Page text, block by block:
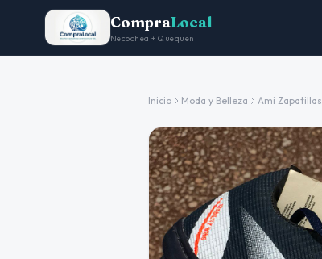
CompraLocal
Necochea + Quequen
Inicio Moda y Belleza Ami Zapatillas